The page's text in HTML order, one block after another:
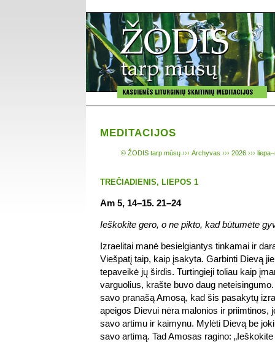
MEDITACIJOS
© ŽODIS tarp mūsų ››› Archyvas ››› 2026 ›››
TREČIADIENIS, LIEPOS 1
Am 5, 14–15. 21–24
Ieškokite gero, o ne pikto, kad būtumėte
Izraelitai manė besielgiantys tinkamai ir
Viešpatį taip, kaip įsakyta. Garbinti Dievą
tepaveikė jų širdis. Turtingieji toliau kaip
varguolius, krašte buvo daug
savo pranašą Amosą, kad šis pasakytų
apeigos Dievui nėra malonios ir priimtinos,
savo artimu ir kaimynu. Mylėti Dievą be
savo artimą. Tad Amosas ragino: